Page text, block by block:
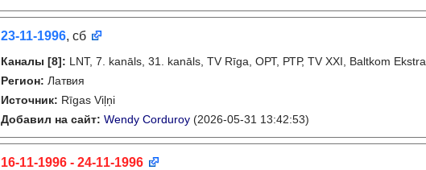
23-11-1996, сб
Каналы [8]: LNT, 7. kanāls, 31. kanāls, TV Rīga, ОРТ, РТР, TV XXI, Baltkom Ekstra
Регион: Латвия
Источник: Rīgas Viļņi
Добавил на сайт: Wendy Corduroy (2026-05-31 13:42:53)
16-11-1996 - 24-11-1996